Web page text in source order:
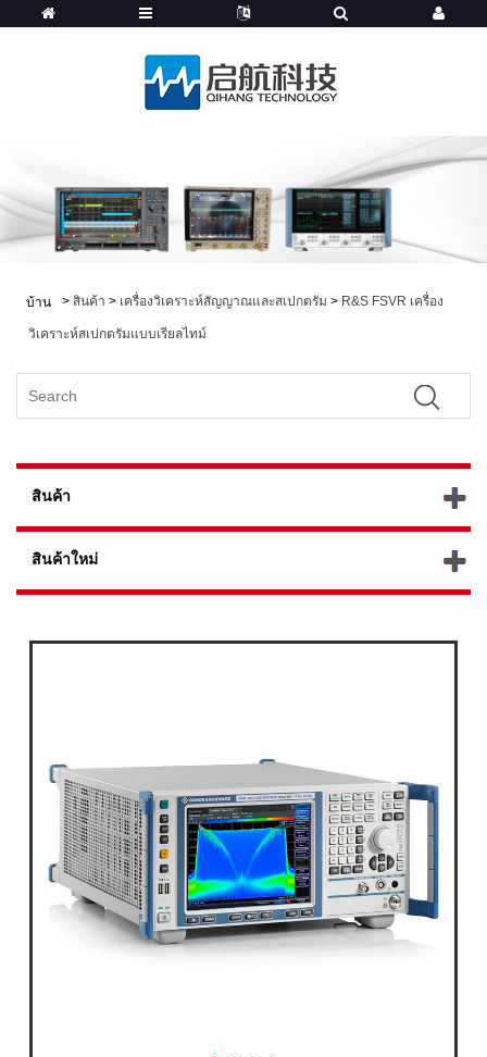
บ้าน > สินค้า > เครื่องวิเคราะห์สัญญาณและสเปกตรัม > R&S FSVR เครื่อง
วิเคราะห์สเปกตรัมแบบเรียลไทม์
สินค้า
สินค้าใหม่